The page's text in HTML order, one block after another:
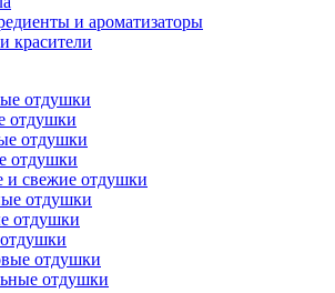
и ароматизаторы
красители
отдушки
отдушки
отдушки
отдушки
и свежие отдушки
отдушки
отдушки
отдушки
отдушки